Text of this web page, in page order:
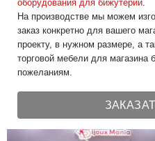
оборудования для бижутерии.
На производстве мы можем
заказ конкретно для вашего
проекту, в нужном размере, а
торговой мебели для магазина
пожеланиям.